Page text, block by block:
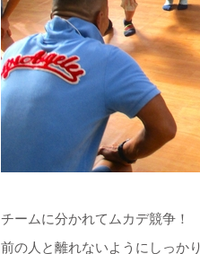
チームに分かれてムカデ競争！
前の人と離れないようにしっか